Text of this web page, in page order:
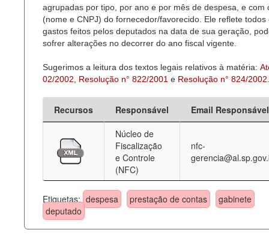
agrupadas por tipo, por ano e por mês de despesa, e com
(nome e CNPJ) do fornecedor/favorecido. Ele reflete todos
gastos feitos pelos deputados na data de sua geração,
sofrer alterações no decorrer do ano fiscal vigente.
Sugerimos a leitura dos textos legais relativos à matéria:
02/2002
Resolução n° 822/2001 e Resolução n° 824/2002
Recursos Responsável
Email Responsável
Núcleo de
Fiscalização
e Controle
(NFC)
nfc-
Etiquetas: despesa prestação de contas
gabinete
deputado